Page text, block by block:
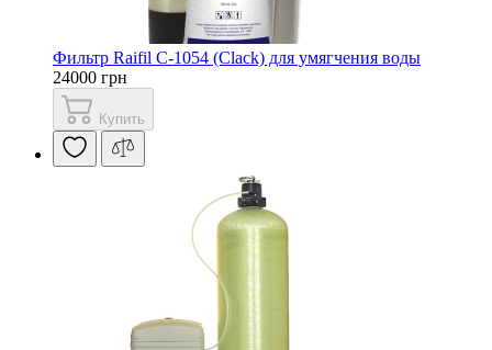
Фильтр Raifil С-1054 (Clack) для умягчения воды
24000 грн
Купить